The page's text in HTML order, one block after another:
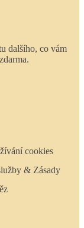
dalšího, co vám
cookies
& Zásady